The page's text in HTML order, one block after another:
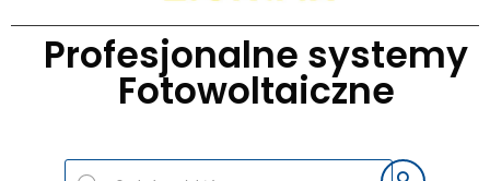
Profesjonalne systemy
Fotowoltaiczne